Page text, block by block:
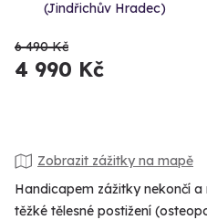
(Jindřichův Hradec)
6 490 Kč
4 990 Kč
Zobrazit zážitky na mapě
Handicapem zážitky nekončí
těžké tělesné postižení